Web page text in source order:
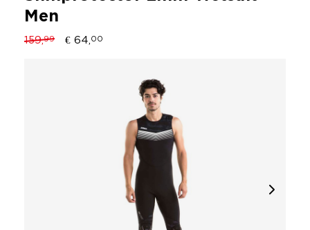
Men
159,99 € 64, 00